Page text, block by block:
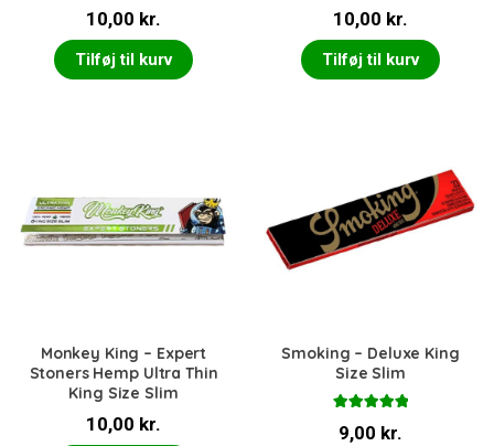
10,00 kr.
Tilføj til kurv
10,00 kr.
Tilføj til kurv
Monkey King – Expert
Stoners Hemp Ultra Thin
King Size Slim
10,00 kr.
Smoking – Deluxe King
Size Slim
5.00ud af 5
9,00 kr.